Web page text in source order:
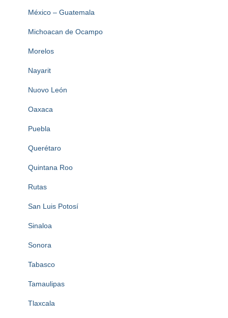
México – Guatemala
Michoacan de Ocampo
Morelos
Nayarit
Nuovo León
Oaxaca
Puebla
Querétaro
Quintana Roo
Rutas
San Luis Potosí
Sinaloa
Sonora
Tabasco
Tamaulipas
Tlaxcala